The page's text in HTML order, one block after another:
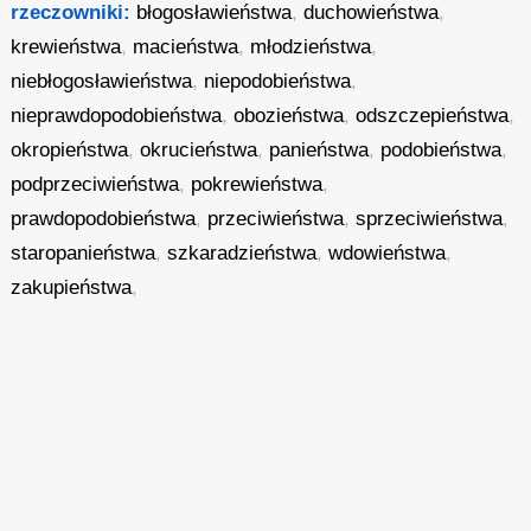
rzeczowniki: błogosławieństwa,duchowieństwa,
krewieństwa, macieństwa, młodzieństwa,
niebłogosławieństwa, niepodobieństwa,
nieprawdopodobieństwa,obozieństwa,odszczepieństwa,
okropieństwa,okrucieństwa, panieństwa, podobieństwa,
podprzeciwieństwa, pokrewieństwa,
prawdopodobieństwa, przeciwieństwa,sprzeciwieństwa,
staropanieństwa,szkaradzieństwa,wdowieństwa,
zakupieństwa,